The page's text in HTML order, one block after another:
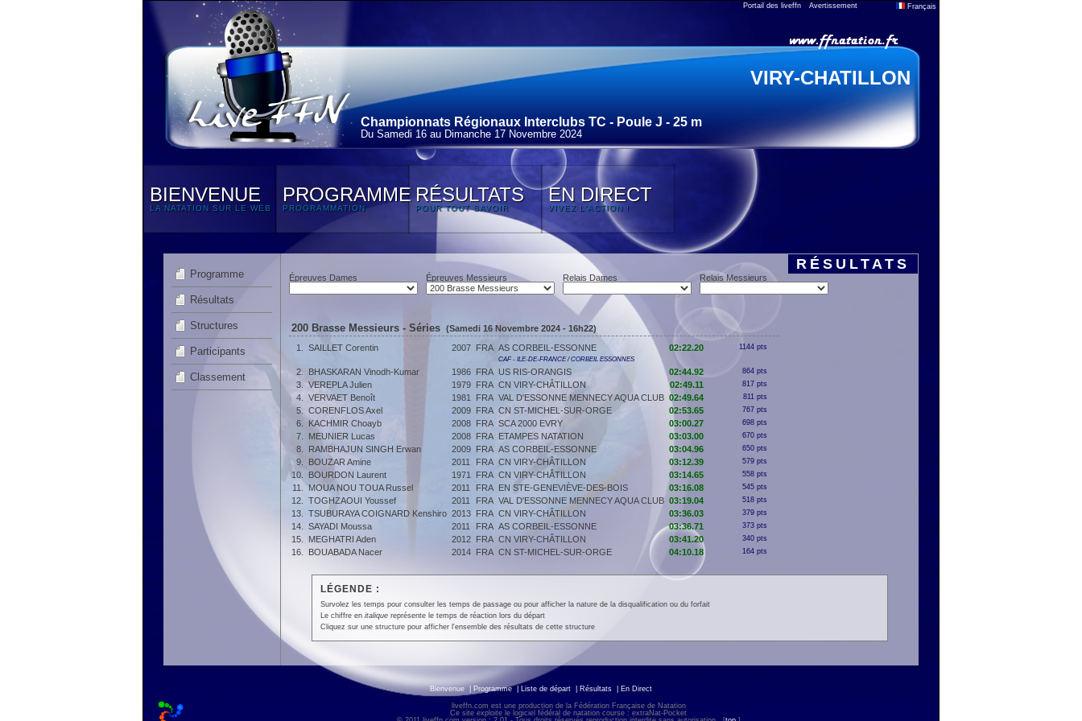
Portail des liveffn Avertissement Français
VIRY-CHATILLON
Championnats Régionaux Interclubs TC - Poule J - 25 m
Du Samedi 16 au Dimanche 17 Novembre 2024
BIENVENUE
LA NATATION SUR LE WEB
PROGRAMME
PROGRAMMATION
RÉSULTATS
POUR TOUT SAVOIR
EN DIRECT
VIVEZ L'ACTION !
Programme
Résultats
Structures
Participants
Classement
RÉSULTATS
Épreuves Dames Épreuves Messieurs Relais Dames Relais Messieurs
200 Brasse Messieurs - Séries (Samedi 16 Novembre 2024 - 16h22)
1.
SAILLET Corentin 2007 FRA AS CORBEIL-ESSONNE 02:22.20 1144 pts
CAF - ILE-DE-FRANCE / CORBEIL ESSONNES
2. BHASKARAN Vinodh-Kumar 1986 FRA US RIS-ORANGIS 02:44.92 864 pts
3. VEREPLA Julien 1979 FRA CN VIRY-CHÂTILLON 02:49.11 817 pts
4. VERVAET Benoît 1981 FRA VAL D'ESSONNE MENNECY AQUA CLUB 02:49.64 811 pts
5. CORENFLOS Axel 2009 FRA CN ST-MICHEL-SUR-ORGE 02:53.65 767 pts
6. KACHMIR Choayb 2008 FRA SCA 2000 EVRY 03:00.27 698 pts
7. MEUNIER Lucas 2008 FRA ETAMPES NATATION 03:03.00 670 pts
8. RAMBHAJUN SINGH Erwan 2009 FRA AS CORBEIL-ESSONNE 03:04.96 650 pts
9. BOUZAR Amine 2011 FRA CN VIRY-CHÂTILLON 03:12.39 579 pts
10. BOURDON Laurent 1971 FRA CN VIRY-CHÂTILLON 03:14.65 558 pts
11. MOUA NOU TOUA Russel 2011 FRA EN STE-GENEVIÈVE-DES-BOIS 03:16.08 545 pts
12. TOGHZAOUI Youssef 2011 FRA VAL D'ESSONNE MENNECY AQUA CLUB 03:19.04 518 pts
13. TSUBURAYA COIGNARD Kenshiro 2013 FRA CN VIRY-CHÂTILLON 03:36.03 379 pts
14. SAYADI Moussa 2011 FRA AS CORBEIL-ESSONNE 03:36.71 373 pts
15. MEGHATRI Aden 2012 FRA CN VIRY-CHÂTILLON 03:41.20 340 pts
16. BOUABADA Nacer 2014 FRA CN ST-MICHEL-SUR-ORGE 04:10.18 164 pts
LÉGENDE :
Survolez les temps pour consulter les temps de passage ou pour afficher la nature de la disqualification ou du forfait
Le chiffre en italiquereprésente le temps de réaction lors du départ
Cliquez sur une structure pour afficher l'ensemble des résultats de cette structure
Bienvenue Programme Liste de départ Résultats En Direct
liveffn.com est une production de la Fédération Française de Natation
Ce site exploite le logiciel fédéral de natation course : extraNat-Pocket